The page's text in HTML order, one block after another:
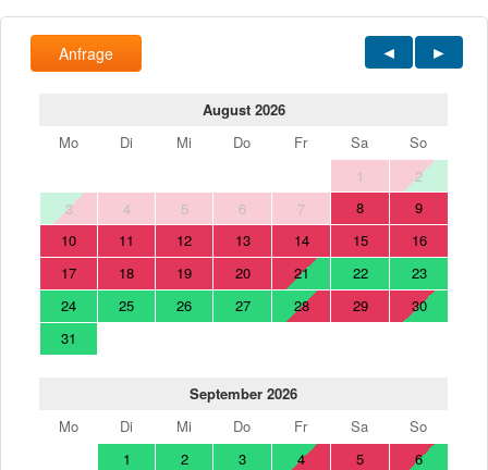
Anfrage
August 2026
Mo
Di Mi Do Fr Sa
So
1
2
3
4 5 6 7 8
9
10
11 12 13 14 15
16
17
18 19 20 21 22
23
24
25 26 27 28 29
30
31
September 2026
Mo
Di Mi Do Fr Sa
So
1
2 3 4 5
6